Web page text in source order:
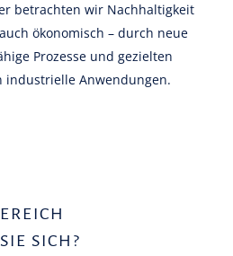
betrachten wir Nachhaltigkeit
ökonomisch – durch neue
Prozesse und gezielten
industrielle Anwendungen.
SICH?